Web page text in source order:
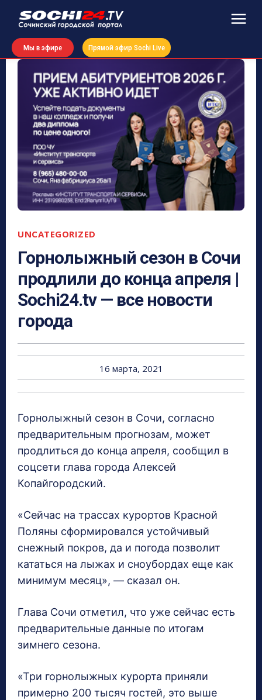
Мы в эфире Прямой эфир Sochi Live
UNCATEGORIZED
Горнолыжный сезон в Сочи
продлили до конца апреля |
Sochi24.tv — все новости
города
16 марта, 2021
Горнолыжный сезон в Сочи, согласно
предварительным прогнозам, может
продлиться до конца апреля, сообщил в
соцсети глава города Алексей
Копайгородский.
«Сейчас на трассах курортов Красной
Поляны сформировался устойчивый
снежный покров, да и погода позволит
кататься на лыжах и сноубордах еще как
минимум месяц», — сказал он.
Глава Сочи отметил, что уже сейчас есть
предварительные данные по итогам
зимнего сезона.
«Три горнолыжных курорта приняли
примерно 200 тысяч гостей, это выше